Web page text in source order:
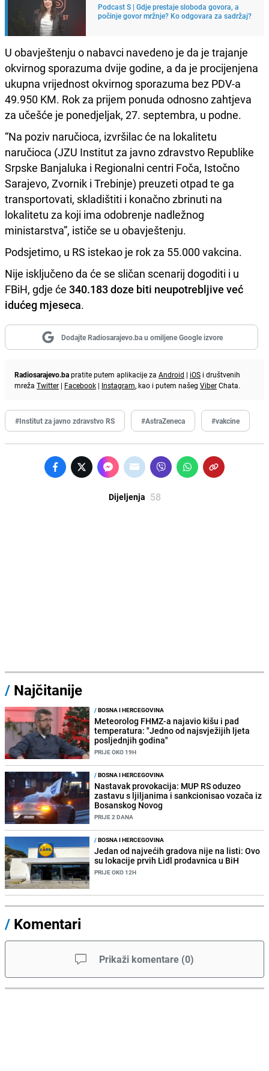
Podcast S | Gdje prestaje sloboda govora, a
počinje govor mržnje? Ko odgovara za sadržaj?
U obavještenju o nabavci navedeno je da je trajanje
okvirnog sporazuma dvije godine, a da je procijenjena
ukupna vrijednost okvirnog sporazuma bez PDV-a
49.950 KM. Rok za prijem ponuda odnosno zahtjeva
za učešće je ponedjeljak, 27. septembra, u podne.
“Na poziv naručioca, izvršilac će na lokalitetu
naručioca (JZU Institut za javno zdravstvo Republike
Srpske Banjaluka i Regionalni centri Foča, Istočno
Sarajevo, Zvornik i Trebinje) preuzeti otpad te ga
transportovati, skladištiti i konačno zbrinuti na
lokalitetu za koji ima odobrenje nadležnog
ministarstva”, ističe se u obavještenju.
Podsjetimo, u RS istekao je rok za 55.000 vakcina.
Nije isključeno da će se sličan scenarij dogoditi i u
FBiH, gdje će 340.183 doze biti neupotrebljive već
idućeg mjeseca.
Dodajte Radiosarajevo.ba u omiljene Google izvore
Radiosarajevo.bapratite putem aplikacije za Android | iOS i društvenih
mreža Twitter | Facebook | Instagram, kao i putem našeg ViberChata.
#Institut za javno zdravstvo RS #AstraZeneca #vakcine
Dijeljenja 58
/ Najčitanije
/BOSNA I HERCEGOVINA
Meteorolog FHMZ-a najavio kišu i pad
temperatura: "Jedno od najsvježijih ljeta
posljednjih godina"
PRIJE OKO 19H
/BOSNA I HERCEGOVINA
Nastavak provokacija: MUP RS oduzeo
zastavu s ljiljanima i sankcionisao vozača iz
Bosanskog Novog
PRIJE 2 DANA
/BOSNA I HERCEGOVINA
Jedan od najvećih gradova nije na listi: Ovo
su lokacije prvih Lidl prodavnica u BiH
PRIJE OKO 12H
/ Komentari
Prikaži komentare (0)